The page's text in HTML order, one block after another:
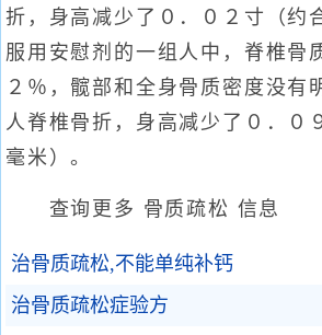
折，身高减少了０．０２寸（约
服用安慰剂的一组人中，脊椎骨
２％，髋部和全身骨质密度没有
人脊椎骨折，身高减少了０．０
毫米）。
查询更多 骨质疏松 信息
治骨质疏松,不能单纯补钙
治骨质疏松症验方